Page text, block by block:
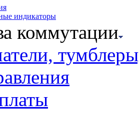
индикаторы
коммутации